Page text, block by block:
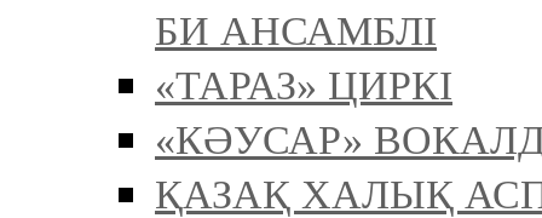
БИ АНСАМБЛІ
«ТАРАЗ» ЦИРКІ
«КӘУСАР»
ҚАЗАҚ ХАЛЫҚ